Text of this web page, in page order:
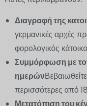
Διαγραφή της
γερμανικές αρχές
φορολογικός
Συμμόρφωση με
ημερών
περισσότερες από